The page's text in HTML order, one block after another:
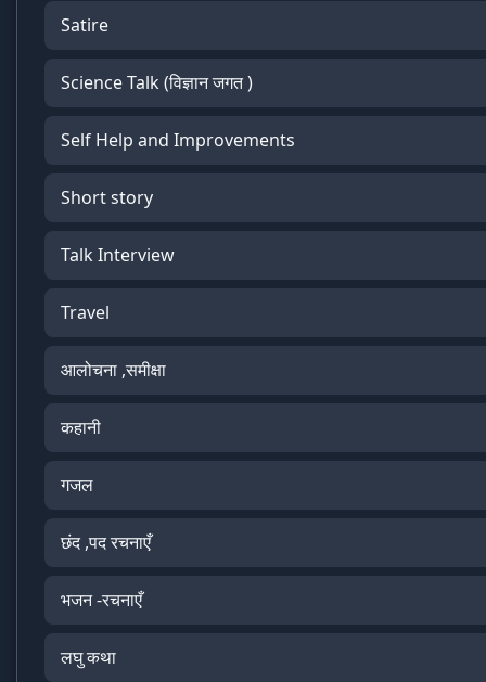
Satire
Science Talk (विज्ञान जगत )
Self Help and Improvements
Short story
Talk Interview
Travel
आलोचना ,समीक्षा
कहानी
गजल
छंद ,पद रचनाएँ
भजन -रचनाएँ
लघु कथा